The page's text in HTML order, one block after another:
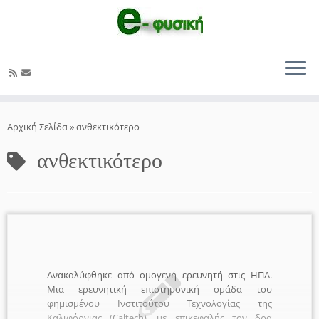
στο
Αρχική Σελίδα»ανθεκτικότερο
ανθεκτικότερο
Ανακαλύφθηκε από ομογενή ερευνητή στις ΗΠΑ.
Μια ερευνητική επιστημονική ομάδα του
φημισμένου Ινστιτούτου Τεχνολογίας της